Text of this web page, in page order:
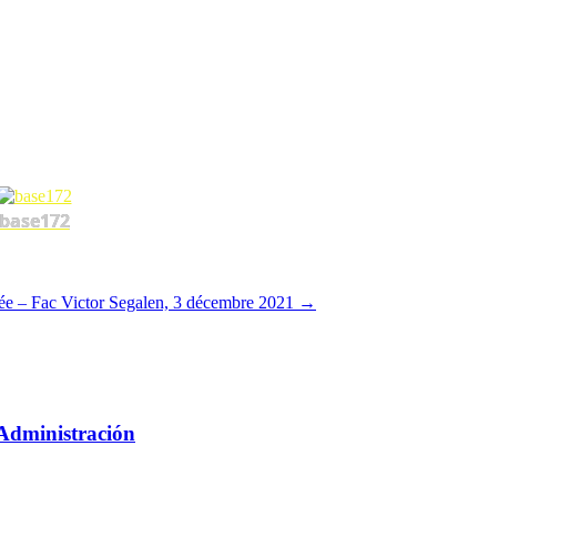
base172
– Fac Victor Segalen, 3 décembre 2021 →